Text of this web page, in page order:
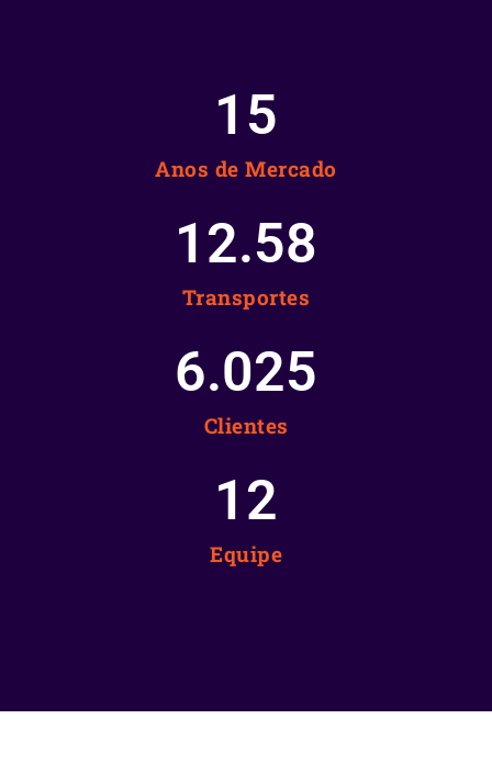
Anos de Mercado
15
Transportes
12.58
Clientes
6.025
Equipe
12